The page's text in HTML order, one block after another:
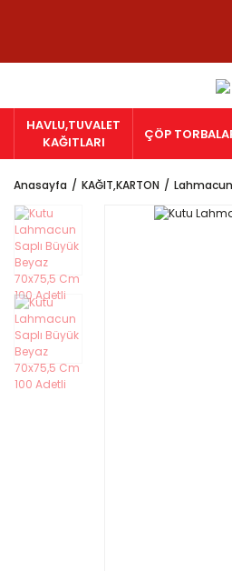
HAVLU,TUVALET
KAĞITLARI
ÇÖP
Anasayfa KAĞIT,KARTON